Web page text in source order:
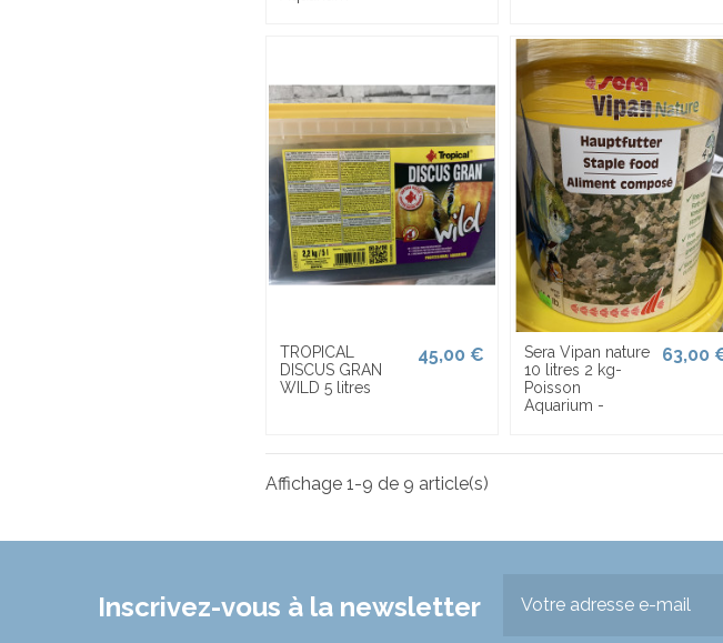
TROPICAL
DISCUS GRAN
WILD 5 litres
45,00 €
Sera Vipan nature
10 litres 2 kg-
Poisson
Aquarium -
63,00
Affichage 1-9 de 9 article(s)
Inscrivez-vous à la newsletter